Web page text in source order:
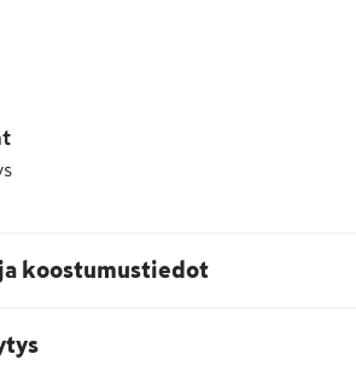
mono- ja diglyseridit
valkoinen ja keltainen
koostumustiedot